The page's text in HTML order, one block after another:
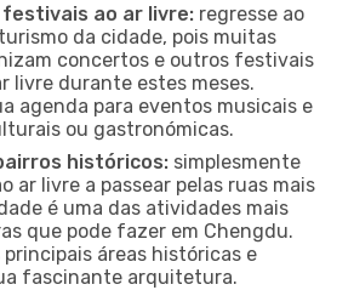
ao ar livre: regresse ao
da cidade, pois muitas
concertos e outros festivais
livre durante estes meses.
agenda para eventos musicais e
ou gastronómicas.
históricos: simplesmente
ar livre a passear pelas ruas mais
é uma das atividades mais
que pode fazer em Chengdu.
principais áreas históricas e
fascinante arquitetura.